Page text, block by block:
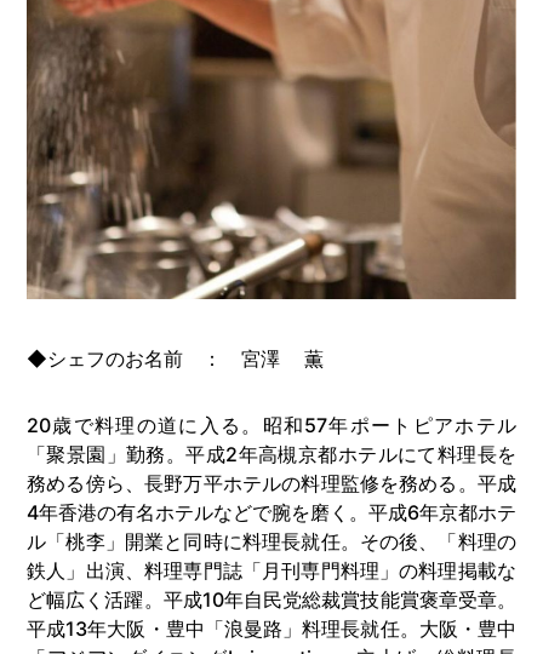
◆シェフのお名前 ： 宮澤 薫
20歳で料理の道に入る。 昭和57年ポートピアホテル
「聚景園」勤務。平成2年高槻京都ホテルにて料理長を
務める傍ら、長野万平ホテルの料理監修を務める。 平成
4年香港の有名ホテルなどで腕を磨く。 平成6年京都ホテ
ル「桃李」開業と同時に料理長就任。その後、「料理の
鉄人」出演、料理専門誌「月刊専門料理」の料理掲載な
ど幅広く活躍。 平成10年自民党総裁賞技能賞褒章受章。
平成13年大阪・豊中「浪曼路」料理長就任。大阪・豊中